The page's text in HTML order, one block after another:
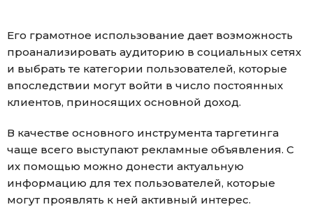
Его грамотное использование дает возможность
проанализировать аудиторию в социальных сетях
и выбрать те категории пользователей, которые
впоследствии могут войти в число постоянных
клиентов, приносящих основной доход.
В качестве основного инструмента таргетинга
чаще всего выступают рекламные объявления. С
их помощью можно донести актуальную
информацию для тех пользователей, которые
могут проявлять к ней активный интерес.